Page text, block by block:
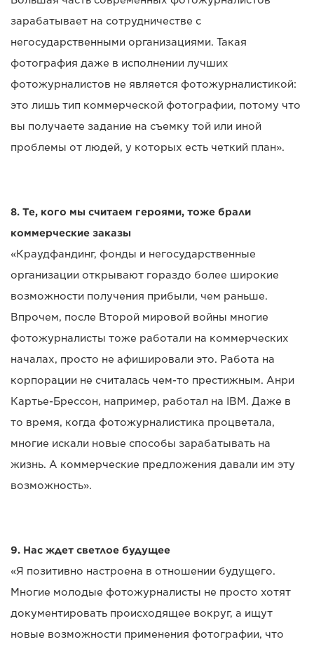
зарабатывает на сотрудничестве с
негосударственными организациями. Такая
фотография даже в исполнении лучших
фотожурналистов не является фотожурналистикой:
это лишь тип коммерческой фотографии, потому что
вы получаете задание на съемку той или иной
проблемы от людей, у которых есть четкий план».
8. Те, кого мы считаем героями, тоже брали
коммерческие заказы
«Краудфандинг, фонды и негосударственные
организации открывают гораздо более широкие
возможности получения прибыли, чем раньше.
Впрочем, после Второй мировой войны многие
фотожурналисты тоже работали на коммерческих
началах, просто не афишировали это. Работа на
корпорации не считалась чем-то престижным. Анри
Картье-Брессон, например, работал на IBM. Даже в
то время, когда фотожурналистика процветала,
многие искали новые способы зарабатывать на
жизнь. А коммерческие предложения давали им эту
возможность».
9. Нас ждет светлое будущее
«Я позитивно настроена в отношении будущего.
Многие молодые фотожурналисты не просто хотят
документировать происходящее вокруг, а ищут
новые возможности применения фотографии, что